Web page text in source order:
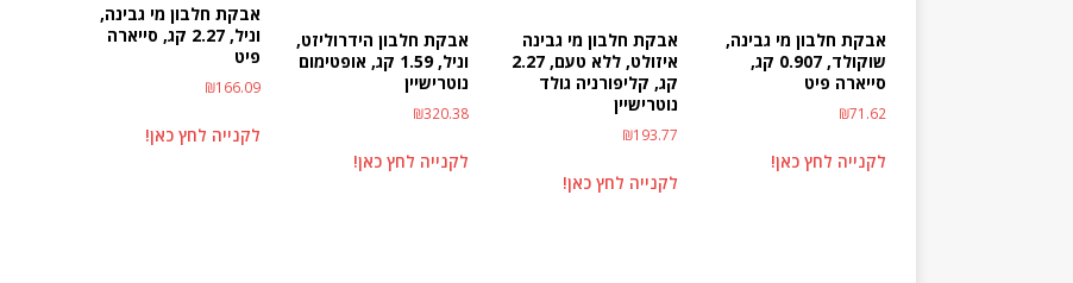
אבקת חלבון מי גבינה,
שוקולד, 0.907 קג,
סייארה פיט
₪71.62
לקנייה לחץ כאן!
אבקת חלבון מי גבינה
איזולט, ללא טעם, 2.27
קג, קליפורניה גולד
נוטרישיין
₪193.77
לקנייה לחץ כאן!
אבקת חלבון הידרוליזט,
וניל, 1.59 קג, אופטימום
נוטרישיין
₪320.38
לקנייה לחץ כאן!
אבקת חלבון מי גבינה,
וניל, 2.27 קג, סייארה
פיט
₪166.09
לקנייה לחץ כאן!